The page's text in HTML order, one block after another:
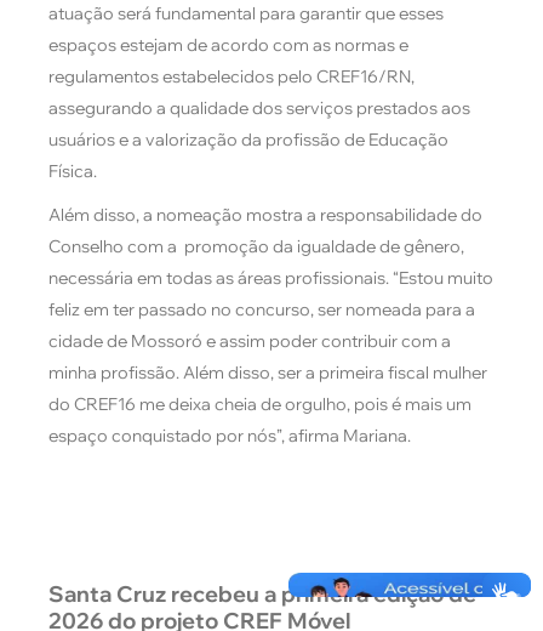
atuação será fundamental para garantir que esses
espaços estejam de acordo com as normas e
regulamentos estabelecidos pelo CREF16/RN,
assegurando a qualidade dos serviços prestados aos
usuários e a valorização da profissão de Educação
Física.
Além disso, a nomeação mostra a responsabilidade do
Conselho com a promoção da igualdade de gênero,
necessária em todas as áreas profissionais. “Estou muito
feliz em ter passado no concurso, ser nomeada para a
cidade de Mossoró e assim poder contribuir com a
minha profissão. Além disso, ser a primeira fiscal mulher
do CREF16 me deixa cheia de orgulho, pois é mais um
espaço conquistado por nós”, afirma Mariana.
Santa Cruz recebeu a primeira edição de
2026 do projeto CREF Móvel